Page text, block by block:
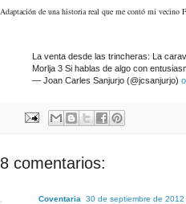
Adaptación de una historia real que me contó mi vecino
La venta desde las trincheras: La
Morlja 3 Si hablas de algo con
— Joan Carles Sanjurjo (@jcsanjurjo)
8 comentarios:
Coventaria
30 de septiembre de